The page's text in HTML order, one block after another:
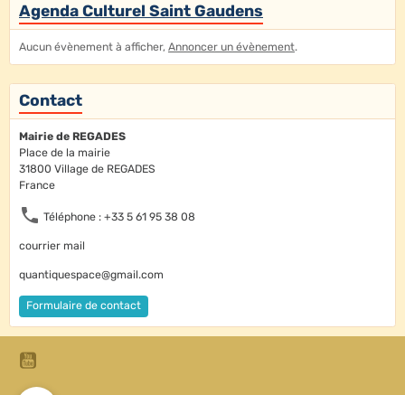
Agenda Culturel Saint Gaudens
Aucun évènement à afficher, Annoncer un évènement.
Contact
Mairie de REGADES
Place de la mairie
31800 Village de REGADES
France
Téléphone : +33 5 61 95 38 08
courrier mail
quantiquespace@gmail.com
Formulaire de contact